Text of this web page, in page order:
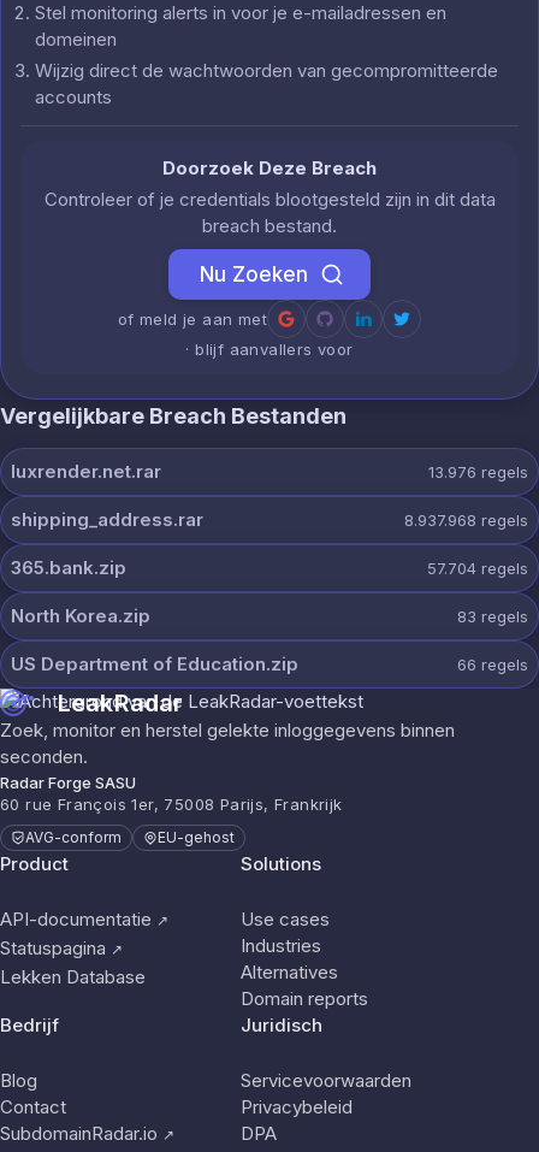
Stel monitoring alerts in voor je e-mailadressen en
domeinen
Wijzig direct de wachtwoorden van gecompromitteerde
accounts
Doorzoek Deze Breach
Controleer of je credentials blootgesteld zijn in dit data
breach bestand.
Nu Zoeken
of meld je aan met
· blijf aanvallers voor
Vergelijkbare Breach Bestanden
luxrender.net.rar 13.976 regels
shipping_address.rar 8.937.968 regels
365.bank.zip 57.704 regels
North Korea.zip 83 regels
US Department of Education.zip 66 regels
LeakRadar
Zoek, monitor en herstel gelekte inloggegevens binnen
seconden.
Radar Forge SASU
60 rue François 1er, 75008 Parijs, Frankrijk
AVG-conform EU-gehost
Product
API-documentatie ↗
Statuspagina ↗
Lekken Database
Solutions
Use cases
Industries
Alternatives
Domain reports
Bedrijf
Blog
Contact
SubdomainRadar.io ↗
Juridisch
Servicevoorwaarden
Privacybeleid
DPA